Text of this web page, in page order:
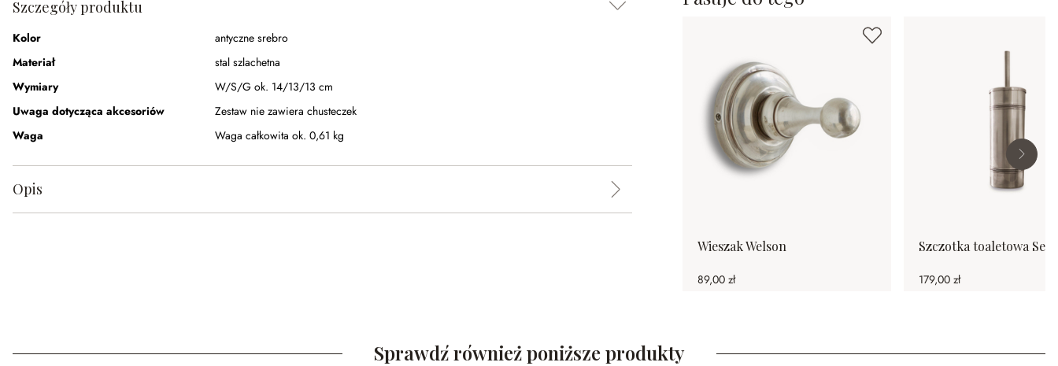
Szczegóły produktu
Kolor
antyczne srebro
Materiał
stal szlachetna
Wymiary
W/S/G ok. 14/13/13 cm
Uwaga dotycząca akcesoriów
Zestaw nie zawiera chusteczek
Waga
Waga całkowita ok. 0,61 kg
Opis
Wieszak Welson
89,00 zł
Szczotka toaletowa
179,00 zł
Sprawdź również poniższe produkty